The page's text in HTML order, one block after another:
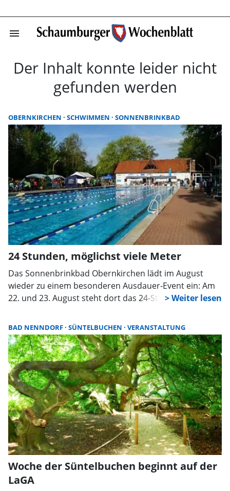
menu
Startseite |
Der Inhalt konnte leider nicht
gefunden werden
OBERNKIRCHEN SCHWIMMEN SONNENBRINKBAD
24 Stunden, möglichst viele Meter
Das Sonnenbrinkbad Obernkirchen lädt im August
wieder zu einem besonderen Ausdauer-Event ein: Am
22. und 23. August steht dort das 24-Stunden-
alle, die mindestens 100 Meter ohne fremde Hilfe
schwimmen können. Wer also Lust auf eine sportliche
Herausforderung, Teamgeist und ein bisschen
Wettkampfstimmung hat, ist herzlich eingeladen mit
dabei zu sein.
BAD NENNDORF SÜNTELBUCHEN VERANSTALTUNG
Woche der Süntelbuchen beginnt auf der
LaGA